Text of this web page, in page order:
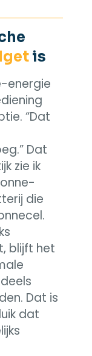
is
energie
“Dat
Dat
zie ik
die
blijft het
Dat is
dat